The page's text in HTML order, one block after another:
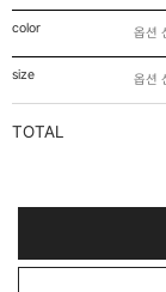
color
size
TOTAL